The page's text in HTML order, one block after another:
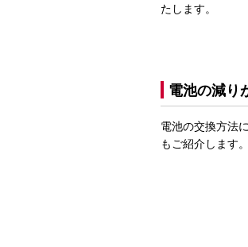
たします。
電池の減り
電池の交換方法
もご紹介します。